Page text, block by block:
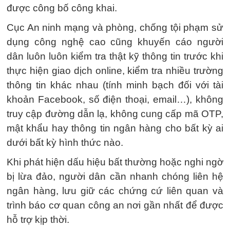
được công bố công khai.
Cục An ninh mạng và phòng, chống tội phạm sử
dụng công nghệ cao cũng khuyến cáo người
dân luôn luôn kiểm tra thật kỹ thông tin trước khi
thực hiện giao dịch online, kiểm tra nhiều trường
thông tin khác nhau (tính minh bạch đối với tài
khoản Facebook, số điện thoại, email…), không
truy cập đường dẫn lạ, không cung cấp mã OTP,
mật khẩu hay thông tin ngân hàng cho bất kỳ ai
dưới bất kỳ hình thức nào.
Khi phát hiện dấu hiệu bất thường hoặc nghi ngờ
bị lừa đảo, người dân cần nhanh chóng liên hệ
ngân hàng, lưu giữ các chứng cứ liên quan và
trình báo cơ quan công an nơi gần nhất để được
hỗ trợ kịp thời.